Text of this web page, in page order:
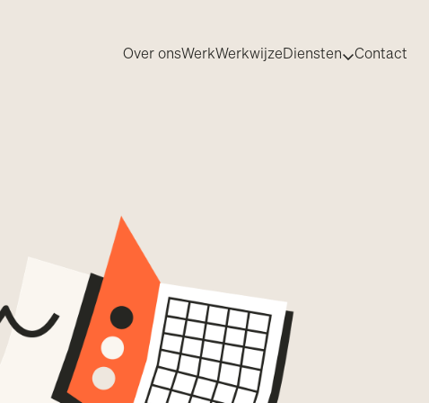
Over onsWerkWerkwijzeDiensten Contact